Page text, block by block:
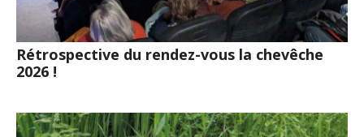
Rétrospective du rendez-vous la chevêche
2026 !